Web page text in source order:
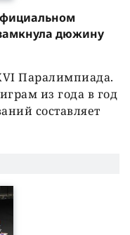
дюжину
Паралимпиада.
из года в год
составляет